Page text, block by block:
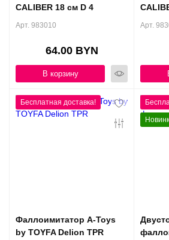
CALIBER 18 см D 4
Арт. 983010
64.00 BYN
В корзину
Арт.
Фаллоимитатор A-Toys
by TOYFA Delion TPR